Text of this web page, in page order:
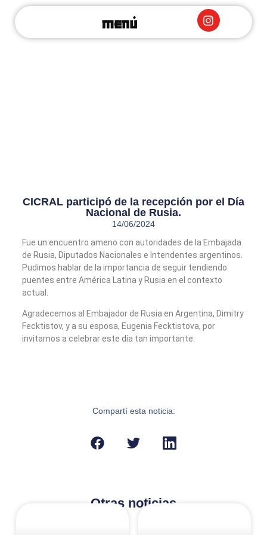
CICRAL participó de la recepción por el Día
Nacional de Rusia.
14/06/2024
Fue un encuentro ameno con autoridades de la Embajada
de Rusia, Diputados Nacionales e Intendentes argentinos.
Pudimos hablar de la importancia de seguir tendiendo
puentes entre América Latina y Rusia en el contexto
actual.
Agradecemos al Embajador de Rusia en Argentina, Dimitry
Fecktistov, y a su esposa, Eugenia Fecktistova, por
invitarnos a celebrar este día tan importante.
Compartí esta noticia:
Otras noticias